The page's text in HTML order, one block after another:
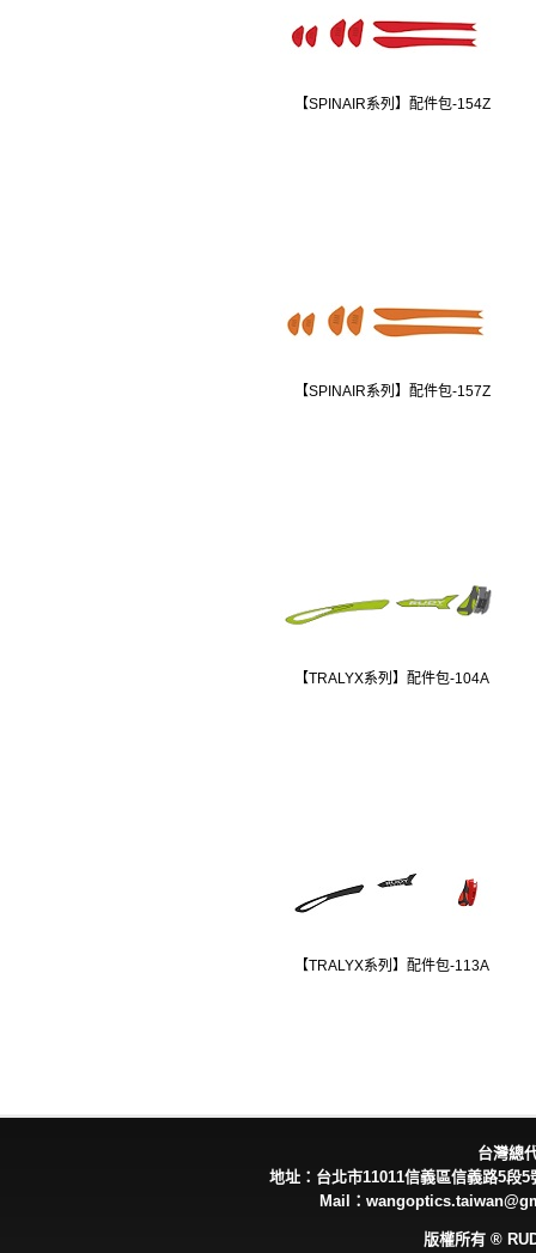
【SPINAIR系列】配件包-154Z
【SPINAIR系列】配件包-157Z
【TRALYX系列】配件包-104A
【TRALYX系列】配件包-113A
台灣
地址：台北市11011信義區信義路5
Mail：
版權所有 ®